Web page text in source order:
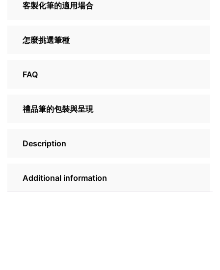
客製化筆的適用場合
怎麼挑選筆種
FAQ
禮品筆的包裝與呈現
Description
Additional information